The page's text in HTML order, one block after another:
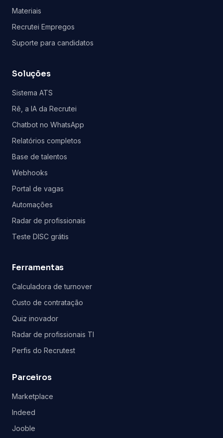
Materiais
Recrutei Empregos
Suporte para candidatos
Soluções
Sistema ATS
Rê, a IA da Recrutei
Chatbot no WhatsApp
Relatórios completos
Base de talentos
Webhooks
Portal de vagas
Automações
Radar de profissionais
Teste DISC grátis
Ferramentas
Calculadora de turnover
Custo de contratação
Quiz inovador
Radar de profissionais TI
Perfis do Recrutest
Parceiros
Marketplace
Indeed
Jooble